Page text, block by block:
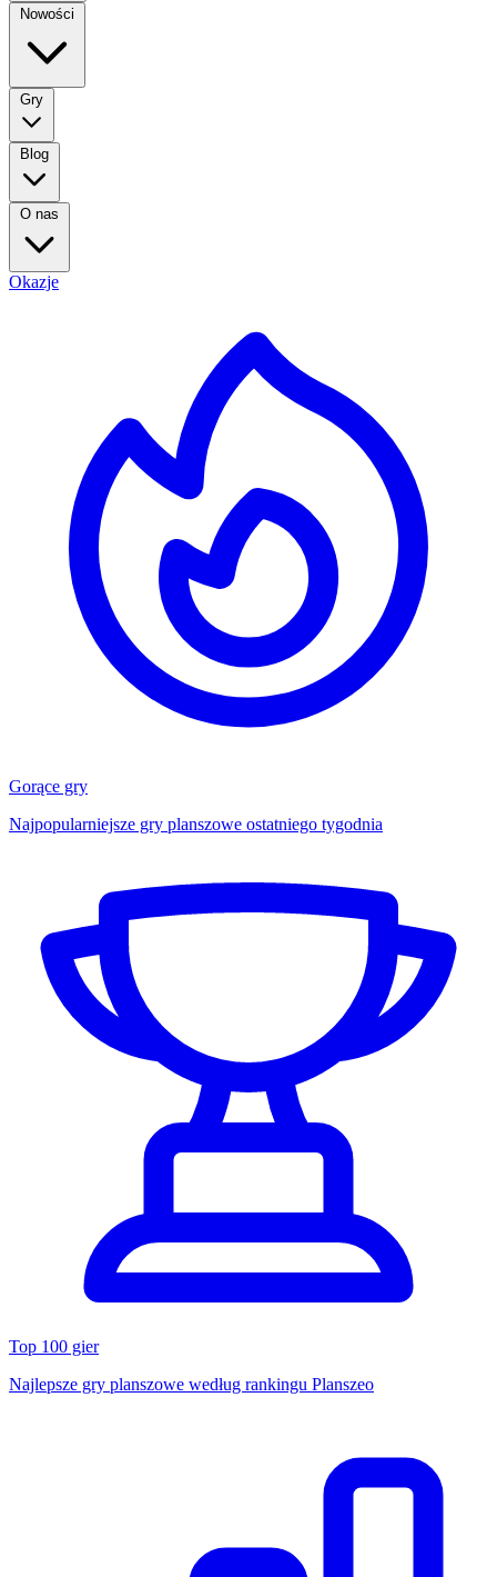
Nowości
Gry
Blog
O nas
Okazje
Gorące gry
Najpopularniejsze gry planszowe ostatniego tygodnia
Top 100 gier
Najlepsze gry planszowe według rankingu Planszeo